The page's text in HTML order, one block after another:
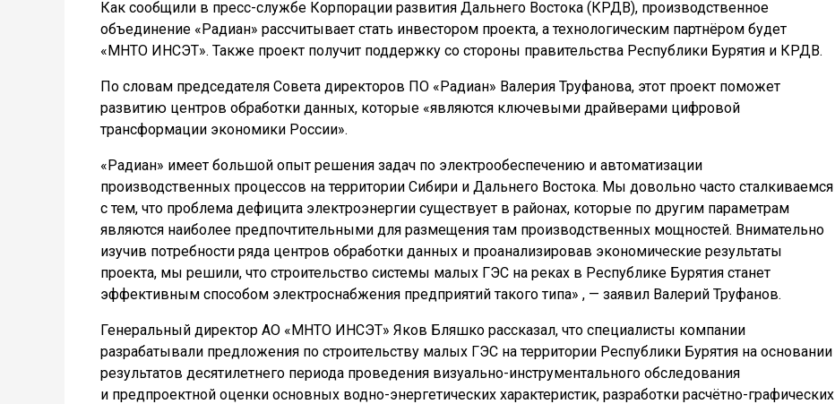
Как сообщили в пресс-службе Корпорации развития Дальнего Востока (КРДВ), производственное
объединение «Радиан» рассчитывает стать инвестором проекта, а технологическим партнёром будет
«МНТО ИНСЭТ». Также проект получит поддержку со стороны правительства Республики Бурятия и КРДВ.
По словам председателя Совета директоров ПО «Радиан» Валерия Труфанова, этот проект поможет
развитию центров обработки данных, которые «являются ключевыми драйверами цифровой
трансформации экономики России».
«Радиан» имеет большой опыт решения задач по электрообеспечению и автоматизации
производственных процессов на территории Сибири и Дальнего Востока. Мы довольно часто сталкиваемся
с тем, что проблема дефицита электроэнергии существует в районах, которые по другим параметрам
являются наиболее предпочтительными для размещения там производственных мощностей. Внимательно
изучив потребности ряда центров обработки данных и проанализировав экономические результаты
проекта, мы решили, что строительство системы малых ГЭС на реках в Республике Бурятия станет
эффективным способом электроснабжения предприятий такого типа» , — заявил Валерий Труфанов.
Генеральный директор АО «МНТО ИНСЭТ» Яков Бляшко рассказал, что специалисты компании
разрабатывали предложения по строительству малых ГЭС на территории Республики Бурятия на основании
результатов десятилетнего периода проведения визуально-инструментального обследования
и предпроектной оценки основных водно-энергетических характеристик, разработки расчётно-графических